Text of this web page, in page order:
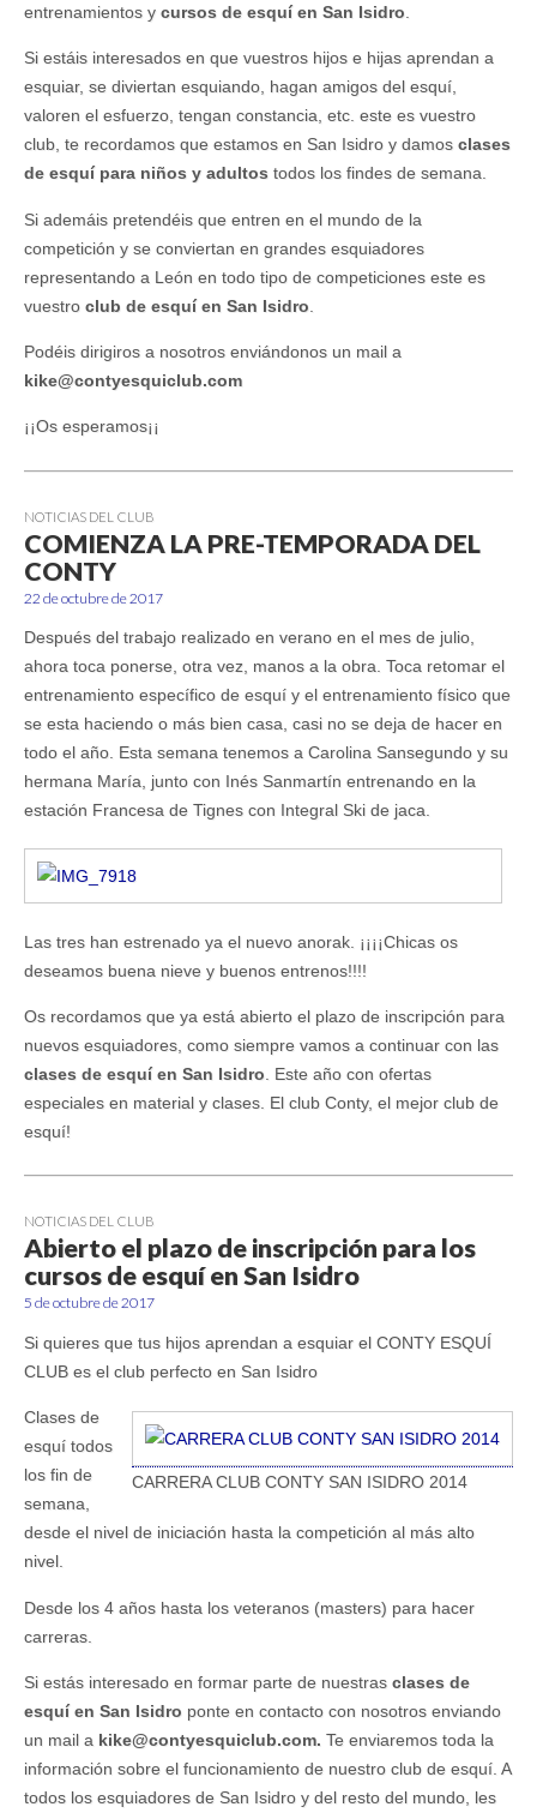
entrenamientos y cursos de esquí en San Isidro
Si estáis interesados en que vuestros hijos e hijas aprendan a
esquiar, se diviertan esquiando, hagan amigos del esquí,
valoren el esfuerzo, tengan constancia, etc. este es vuestro
club, te recordamos que estamos en San Isidro y damos clases
de esquí para niños y adultos todos los findes de semana.
Si ademáis pretendéis que entren en el mundo de la
competición y se conviertan en grandes esquiadores
representando a León en todo tipo de competiciones este es
vuestro club de esquí en San Isidro
Podéis dirigiros a nosotros enviándonos un mail a
kike@contyesquiclub.com
¡¡Os esperamos¡¡
NOTICIAS DEL CLUB
COMIENZA LA PRE-TEMPORADA DEL
CONTY
22 de octubre de 2017
Después del trabajo realizado en verano en el mes de julio,
ahora toca ponerse, otra vez, manos a la obra. Toca retomar el
entrenamiento específico de esquí y el entrenamiento físico que
se esta haciendo o más bien casa, casi no se deja de hacer en
todo el año. Esta semana tenemos a Carolina Sansegundo y su
hermana María, junto con Inés Sanmartín entrenando en la
estación Francesa de Tignes con Integral Ski de jaca.
Las tres han estrenado ya el nuevo anorak. ¡¡¡¡Chicas os
deseamos buena nieve y buenos entrenos!!!!
Os recordamos que ya está abierto el plazo de inscripción para
nuevos esquiadores, como siempre vamos a continuar con las
clases de esquí en San Isidro . Este año con ofertas
especiales en material y clases. El club Conty, el mejor club de
esquí!
NOTICIAS DEL CLUB
Abierto el plazo de inscripción para los
cursos de esquí en San Isidro
5 de octubre de 2017
Si quieres que tus hijos aprendan a esquiar el CONTY ESQUÍ
CLUB es el club perfecto en San Isidro
CARRERA CLUB CONTY SAN ISIDRO 2014
Clases de
esquí todos
los fin de
semana,
desde el nivel de iniciación hasta la competición al más alto
nivel.
Desde los 4 años hasta los veteranos (masters) para hacer
carreras.
Si estás interesado en formar parte de nuestras clases de
esquí en San Isidro ponte en contacto con nosotros enviando
un mail a kike@contyesquiclub.com. Te enviaremos toda la
información sobre el funcionamiento de nuestro club de esquí. A
todos los esquiadores de San Isidro y del resto del mundo, les